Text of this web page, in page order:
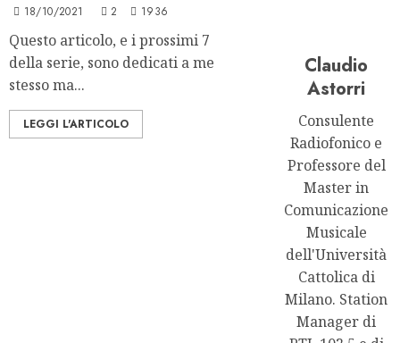
18/10/2021 2 1936
Questo articolo, e i prossimi 7
della serie, sono dedicati a me
stesso ma...
LEGGI L'ARTICOLO
Claudio
Astorri
Consulente
Radiofonico e
Professore del
Master in
Comunicazione
Musicale
dell'Università
Cattolica di
Milano. Station
Manager di